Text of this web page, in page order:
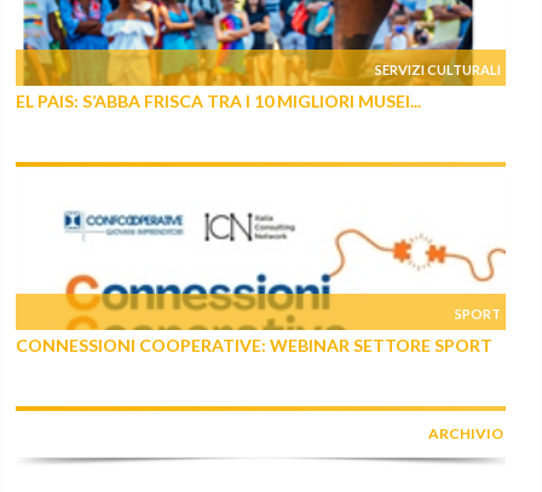
SERVIZI CULTURALI
EL PAIS: S’ABBA FRISCA TRA I 10 MIGLIORI MUSEI...
SPORT
CONNESSIONI COOPERATIVE: WEBINAR SETTORE SPORT
ARCHIVIO